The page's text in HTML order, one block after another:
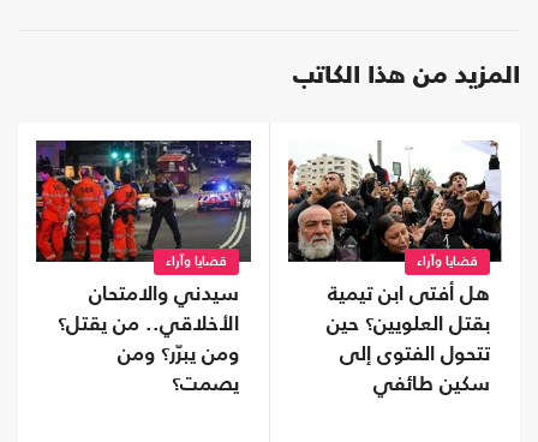
المزيد من هذا الكاتب
قضايا وآراء
هل أفتى ابن تيمية
بقتل العلويين؟ حين
تتحول الفتوى إلى
سكين طائفي
قضايا وآراء
سيدني والامتحان
الأخلاقي.. من يقتل؟
ومن يبرّر؟ ومن
يصمت؟